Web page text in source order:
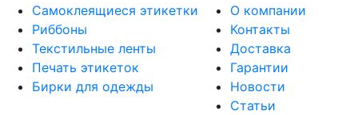
Самоклеящиеся этикетки
Риббоны
Текстильные ленты
Печать этикеток
Бирки для одежды
О компании
Контакты
Доставка
Гарантии
Новости
Статьи